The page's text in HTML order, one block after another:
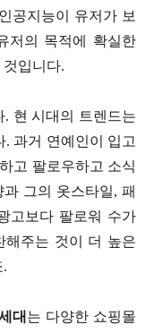
공지능이 유저가 보
저의 목적에 확실한
입니다.
. 현 시대의 트렌드는
. 과거 연예인이 입고
고 팔로우하고 소식
그의 옷스타일, 패
고보다 팔로워 수가
해주는 것이 더 높은
.
대 는 다양한 쇼핑몰